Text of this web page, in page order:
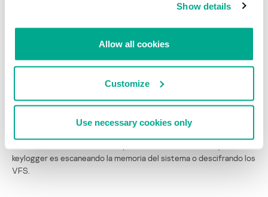
Show details
Allow all cookies
Customize
Use necessary cookies only
funciones de intercepción kernel que suministra el módulo 50225
sus códigos fuente, llegamos a la conclusión de que los
desarrolladores del programa malicioso QWERTY y los de Regin
son los mismos o trabajan juntos.
guardan dentro de un VFS cifrado y comprimido, lo que significa
que no existen directamente en la máquina de la víctima en su
keylogger es escaneando la memoria del sistema o descifrando los
VFS.